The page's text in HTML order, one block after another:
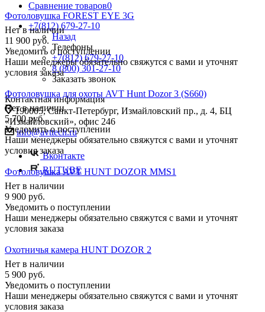
Сравнение товаров0
+7(812) 679-27-10
Назад
Телефоны
+7(812) 679-27-10
8 (800) 301-27-10
Заказать звонок
Контактная информация
190005, Санкт-Петербург, Измайловский пр., д. 4, БЦ
«Измайловский», офис 246
info@avttech.ru
Вконтакте
RUTUBE
Фотоловушка FOREST EYE 3G
Нет в наличии
11 900 руб.
Уведомить о поступлении
Наши менеджеры обязательно свяжутся с вами и уточнят
условия заказа
Фотоловушка для охоты AVT Hunt Dozor 3 (S660)
Нет в наличии
5 700руб.
Уведомить о поступлении
Наши менеджеры обязательно свяжутся с вами и уточнят
условия заказа
Фотоловушка AVT HUNT DOZOR MMS1
Нет в наличии
9 900 руб.
Уведомить о поступлении
Наши менеджеры обязательно свяжутся с вами и уточнят
условия заказа
Охотничья камера HUNT DOZOR 2
Нет в наличии
5 900 руб.
Уведомить о поступлении
Наши менеджеры обязательно свяжутся с вами и уточнят
условия заказа